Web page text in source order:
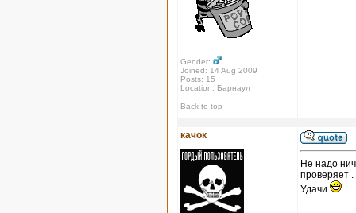
Gender:
Joined: 14 Aug 2009
Posts: 15
Location: Барнаул
Back to top
качок
Не надо
проверяет .
Удачи